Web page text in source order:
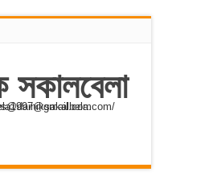
sakalbela1997@gmail.com